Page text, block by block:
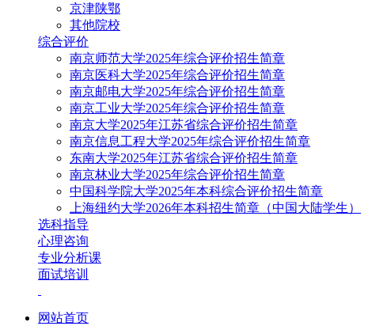
京津陕鄂
其他院校
综合评价
南京师范大学2025年综合评价招生简章
南京医科大学2025年综合评价招生简章
南京邮电大学2025年综合评价招生简章
南京工业大学2025年综合评价招生简章
南京大学2025年江苏省综合评价招生简章
南京信息工程大学2025年综合评价招生简章
东南大学2025年江苏省综合评价招生简章
南京林业大学2025年综合评价招生简章
中国科学院大学2025年本科综合评价招生简章
上海纽约大学2026年本科招生简章（中国大陆学生）
选科指导
心理咨询
专业分析课
面试培训
网站首页